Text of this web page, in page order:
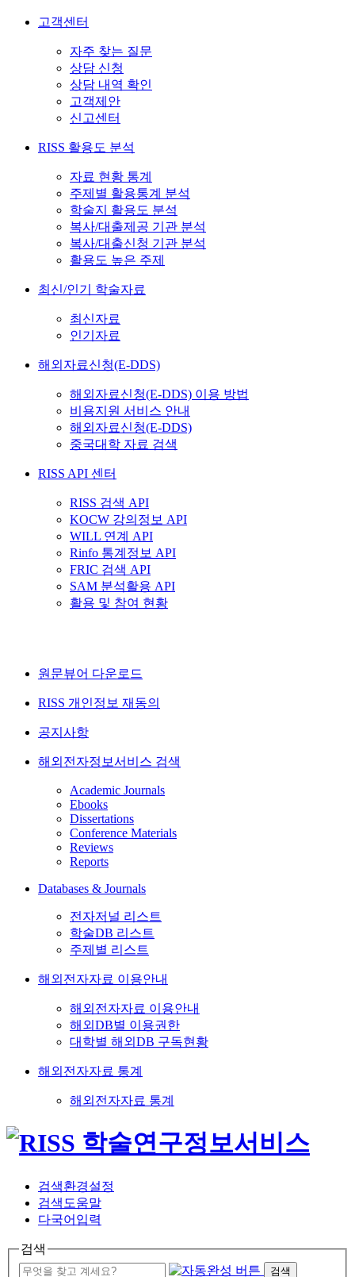
고객센터
자주 찾는 질문
상담 신청
상담 내역 확인
고객제안
신고센터
RISS 활용도 분석
자료 현황 통계
주제별 활용통계 분석
학술지 활용도 분석
복사/대출제공 기관 분석
복사/대출신청 기관 분석
활용도 높은 주제
최신/인기 학술자료
최신자료
인기자료
해외자료신청(E-DDS)
해외자료신청(E-DDS) 이용 방법
비용지원 서비스 안내
해외자료신청(E-DDS)
중국대학 자료 검색
RISS API 센터
RISS 검색 API
KOCW 강의정보 API
WILL 연계 API
Rinfo 통계정보 API
FRIC 검색 API
SAM 분석활용 API
활용 및 참여 현황
원문뷰어 다운로드
RISS 개인정보 재동의
공지사항
해외전자정보서비스 검색
Academic Journals
Ebooks
Dissertations
Conference Materials
Reviews
Reports
Databases & Journals
전자저널 리스트
학술DB 리스트
주제별 리스트
해외전자자료 이용안내
해외전자자료 이용안내
해외DB별 이용권한
대학별 해외DB 구독현황
해외전자자료 통계
해외전자자료 통계
검색환경설정
검색도움말
다국어입력
검색
검색